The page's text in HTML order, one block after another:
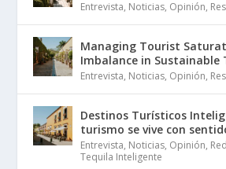
Entrevista, Noticias, Opinión,
Managing Tourist
Imbalance in Sustainable
Entrevista, Noticias, Opinión,
Destinos Turísticos
turismo se vive con
Entrevista, Noticias, Opinión,
Tequila Inteligente